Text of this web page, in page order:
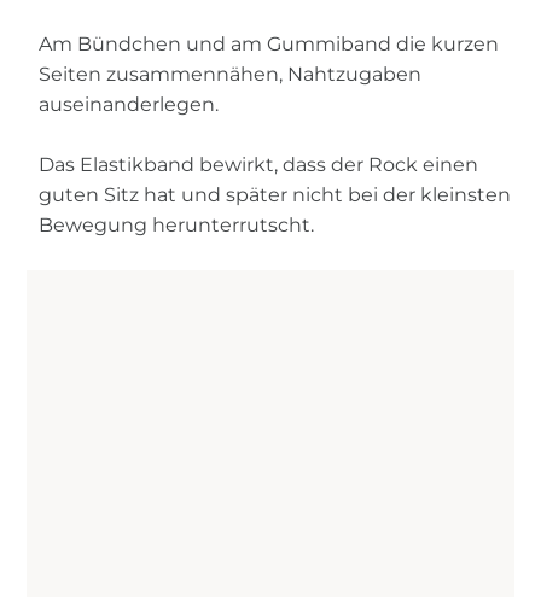
Am Bündchen und am Gummiband die kurzen
Seiten zusammennähen, Nahtzugaben
auseinanderlegen.
Das Elastikband bewirkt, dass der Rock einen
guten Sitz hat und später nicht bei der kleinsten
Bewegung herunterrutscht.